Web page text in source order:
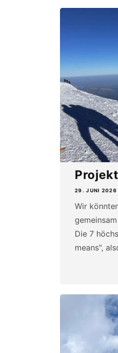
29. JUNI 2026
Wir
Die 7
means",